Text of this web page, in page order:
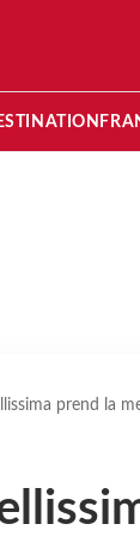
prend la